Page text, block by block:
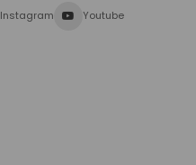
Instagram Youtube